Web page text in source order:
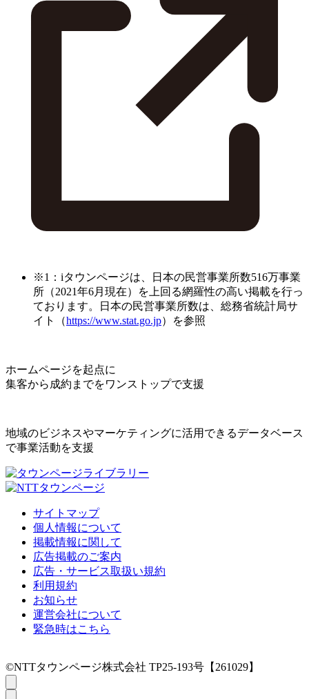
※1：iタウンページは、日本の民営事業所数516万事業
所（2021年6月現在）を上回る網羅性の高い掲載を行っ
ております。日本の民営事業所数は、総務省統計局サ
イト（https://www.stat.go.jp）を参照
ホームページを起点に
集客から成約までをワンストップで支援
地域のビジネスやマーケティングに活用できるデータベース
で事業活動を支援
サイトマップ
個人情報について
掲載情報に関して
広告掲載のご案内
広告・サービス取扱い規約
利用規約
お知らせ
運営会社について
緊急時はこちら
©NTTタウンページ株式会社 TP25-193号【261029】